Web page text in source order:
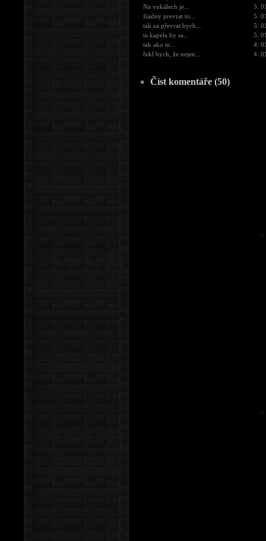
Na vokálech je...
5.
žiadny prevrat to...
5.
tak za převrat bych...
5.
ta kapela by sa...
5.
tak ako to...
4.
řekl bych, že nejen...
4.
Číst komentáře (50)